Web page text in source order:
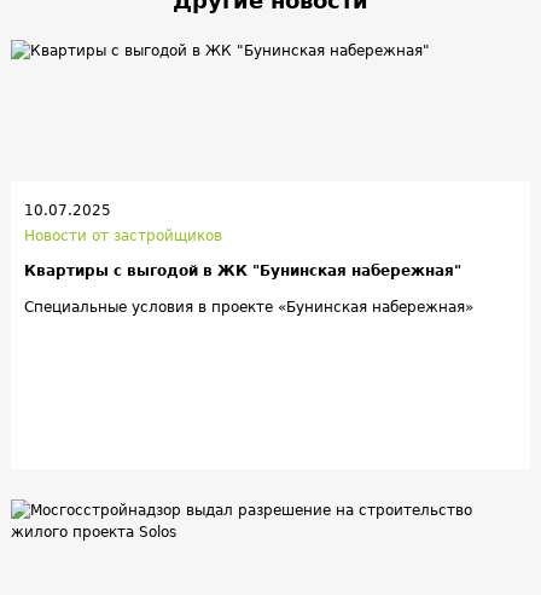
10.07.2025
Новости от застройщиков
Квартиры с выгодой в ЖК "Бунинская набережная"
Специальные условия в проекте «Бунинская набережная»